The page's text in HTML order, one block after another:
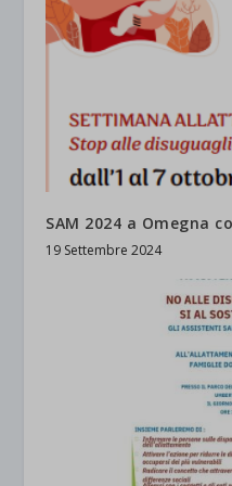
SAM 2024 a Omegna
19 Settembre 2024